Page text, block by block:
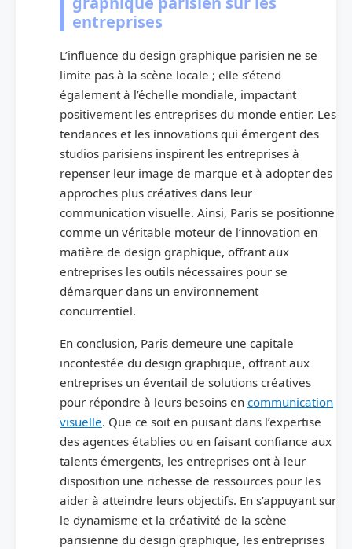
entreprises
L’influence du design graphique parisien ne se
limite pas à la scène locale ; elle s’étend
également à l’échelle mondiale, impactant
positivement les entreprises du monde entier. Les
tendances et les innovations qui émergent des
studios parisiens inspirent les entreprises à
repenser leur image de marque et à adopter des
approches plus créatives dans leur
communication visuelle. Ainsi, Paris se positionne
comme un véritable moteur de l’innovation en
matière de design graphique, offrant aux
entreprises les outils nécessaires pour se
démarquer dans un environnement
concurrentiel.
En conclusion, Paris demeure une capitale
incontestée du design graphique, offrant aux
entreprises un éventail de solutions créatives
pour répondre à leurs besoins en communication
visuelle. Que ce soit en puisant dans l’expertise
des agences établies ou en faisant confiance aux
talents émergents, les entreprises ont à leur
disposition une richesse de ressources pour les
aider à atteindre leurs objectifs. En s’appuyant sur
le dynamisme et la créativité de la scène
parisienne du design graphique, les entreprises